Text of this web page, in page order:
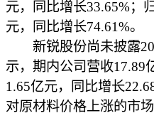
元，同比增长33.65%；
元，同比增长74.61%。
新锐股份尚未披露
示，期内公司营收17.89
1.65亿元，同比增长
对原材料价格上涨的市